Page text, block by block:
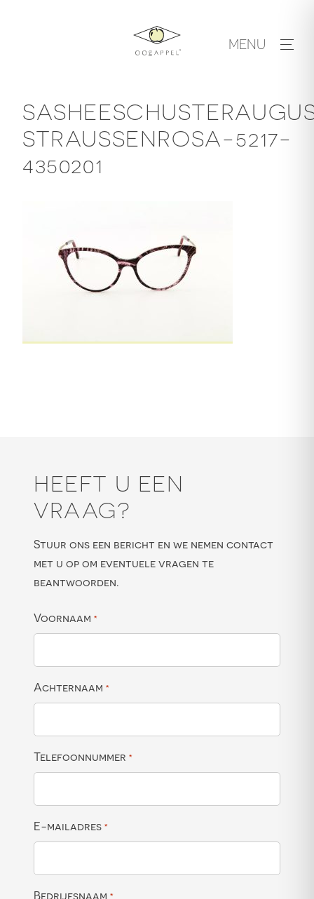
MENU
STRAUSSENROSA-5217-
4350201
HEEFT U EEN
VRAAG?
Stuur ons een bericht en we nemen contact
met u op om eventuele vragen te
beantwoorden.
Voornaam *
Achternaam *
Telefoonnummer *
E-mailadres *
Bedrijfsnaam *